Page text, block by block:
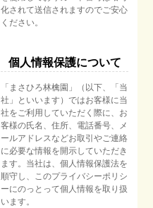
化されて送信されますのでご安心
ください。
個人情報保護について
「まさひろ林檎園」（以下、「当
社」といいます）ではお客様に当
社をご利用していただく際に、お
客様の氏名、住所、電話番号、メ
ールアドレスなどお取引やご連絡
に必要な情報を開示していただき
ます。当社は、個人情報保護法を
順守し、このプライバシーポリシ
ーにのっとって個人情報を取り扱
います。